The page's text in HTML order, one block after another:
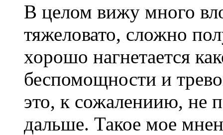
В целом вижу много
тяжеловато, сложно
хорошо нагнетается
беспомощности и
это, к сожалениию, не
дальше. Такое мое